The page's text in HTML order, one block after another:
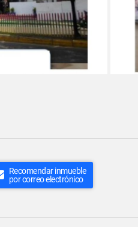
Recomendar inmueble
por correo electrónico